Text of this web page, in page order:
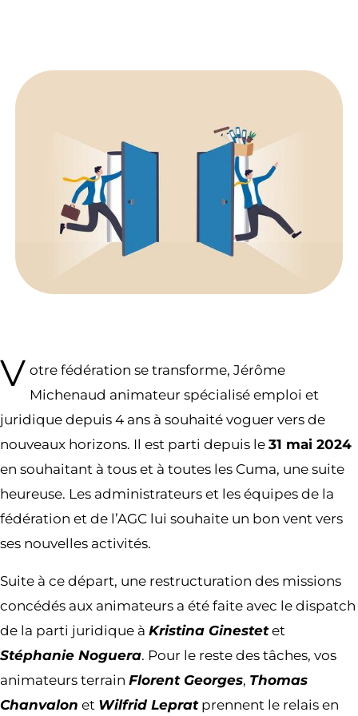
V otre fédération se transforme, Jérôme
Michenaud animateur spécialisé emploi et
juridique depuis 4 ans à souhaité voguer vers de
nouveaux horizons. Il est parti depuis le 31 mai 2024
en souhaitant à tous et à toutes les Cuma, une suite
heureuse. Les administrateurs et les équipes de la
fédération et de l’AGC lui souhaite un bon vent vers
ses nouvelles activités.
Suite à ce départ, une restructuration des missions
concédés aux animateurs a été faite avec le dispatch
de la parti juridique à Kristina Ginestetet
Stéphanie Noguera. Pour le reste des tâches, vos
animateurs terrain Florent Georges, Thomas
Chanvalon et Wilfrid Lepratprennent le relais en